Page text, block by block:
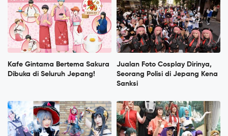
Kafe Gintama Bertema Sakura
Dibuka di Seluruh Jepang!
Jualan Foto Cosplay Dirinya,
Seorang Polisi di Jepang Kena
Sanksi